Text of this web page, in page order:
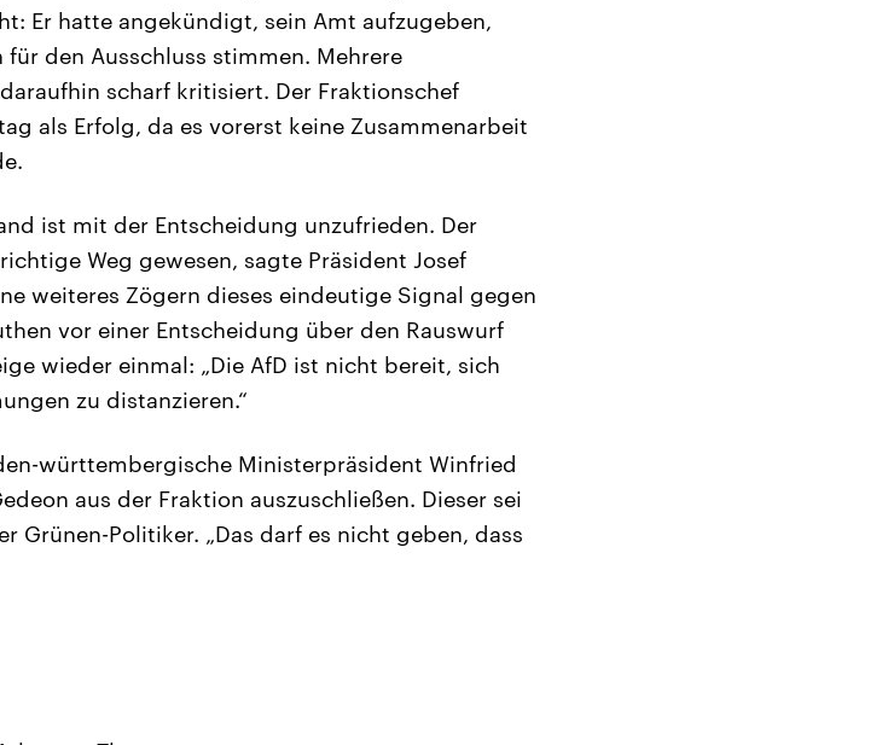
Er hatte angekündigt, sein Amt aufzugeben,
den Ausschluss stimmen. Mehrere
scharf kritisiert. Der Fraktionschef
als Erfolg, da es vorerst keine Zusammenarbeit
ist mit der Entscheidung unzufrieden. Der
Weg gewesen, sagte Präsident Josef
weiteres Zögern dieses eindeutige Signal gegen
vor einer Entscheidung über den Rauswurf
wieder einmal: „Die AfD ist nicht bereit, sich
zu distanzieren.“
württembergische Ministerpräsident Winfried
aus der Fraktion auszuschließen. Dieser sei
Grünen-Politiker. „Das darf es nicht geben, dass